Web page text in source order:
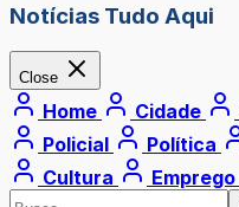
Notícias Tudo Aqui
Close
Home Cidade
Policial
Política
Cultura
Emprego